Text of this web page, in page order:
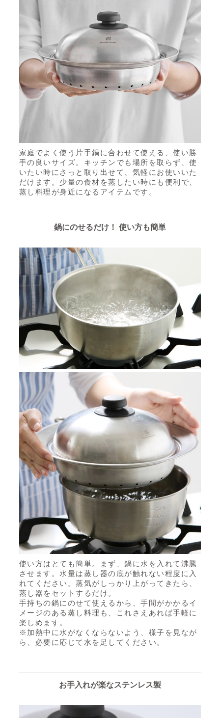
家庭でよく使う片手鍋に合わせて使える、使い勝
手の良いサイズ。キッチンでも場所を取らず、使
いたい時にさっと取り出せて、気軽にお使いいた
だけます。少量の食材を蒸したい時にも便利で、
蒸し料理が身近になるアイテムです。
鍋にのせるだけ！ 使い方も簡単
使い方はとても簡単。まず、鍋に水を入れて沸騰
させます。水量は蒸し器の底が触れない程度に入
れてください。蒸気がしっかり上がってきたら、
蒸し器をセットするだけ。
手持ちの鍋にのせて使えるから、手間がかかるイ
メージのある蒸し料理も、これさえあれば手軽に
楽しめます。
※加熱中に水がなくならないよう、様子を見なが
ら、必要に応じて水を足してください。
お手入れが楽なステンレス製